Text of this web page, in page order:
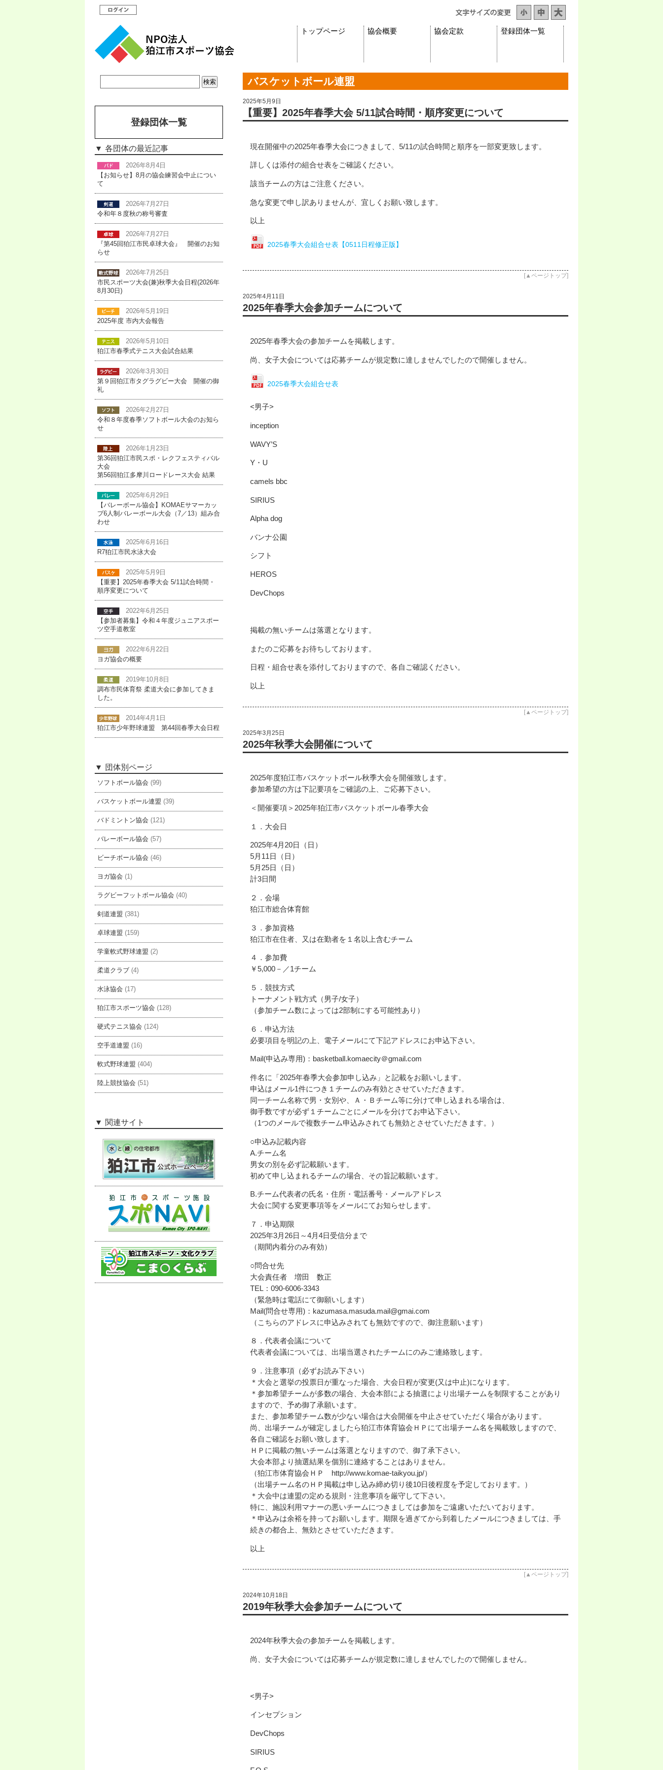
トップページ 協会概要 協会定款 登録団体一覧
バスケットボール連盟
2025年5月9日
【重要】2025年春季大会 5/11試合時間・順序変更について
現在開催中の2025年春季大会につきまして、5/11の試合時間と順序を一部変更致します。
詳しくは添付の組合せ表をご確認ください。
該当チームの方はご注意ください。
急な変更で申し訳ありませんが、宜しくお願い致します。
以上
2025春季大会組合せ表【0511日程修正版】
[ ▲ページトップ]
2025年4月11日
2025年春季大会参加チームについて
2025年春季大会の参加チームを掲載します。
尚、女子大会については応募チームが規定数に達しませんでしたので開催しません。
2025春季大会組合せ表
<男子>
inception
WAVY’S
Y・U
camels bbc
SIRIUS
Alpha dog
バンナ公園
シフト
HEROS
DevChops
掲載の無いチームは落選となります。
またのご応募をお待ちしております。
日程・組合せ表を添付しておりますので、各自ご確認ください。
以上
[ ▲ページトップ]
2025年3月25日
2025年秋季大会開催について
2025年度狛江市バスケットボール秋季大会を開催致します。
参加希望の方は下記要項をご確認の上、ご応募下さい。
＜開催要項＞2025年狛江市バスケットボール春季大会
１．大会日
2025年4月20日（日）
5月11日（日）
5月25日（日）
計3日間
２．会場
狛江市総合体育館
３．参加資格
狛江市在住者、又は在勤者を１名以上含むチーム
４．参加費
￥5,000－／1チーム
５．競技方式
トーナメント戦方式（男子/女子）
（参加チーム数によっては2部制にする可能性あり）
６．申込方法
必要項目を明記の上、電子メールにて下記アドレスにお申込下さい。
Mail(申込み専用)：basketball.komaecity＠gmail.com
件名に「2025年春季大会参加申し込み」と記載をお願いします。
申込はメール1件につき１チームのみ有効とさせていただきます。
同一チーム名称で男・女別や、Ａ・Ｂチーム等に分けて申し込まれる場合は、
御手数ですが必ず１チームごとにメールを分けてお申込下さい。
（1つのメールで複数チーム申込みされても無効とさせていただきます。）
○申込み記載内容
A.チーム名
男女の別を必ず記載願います。
初めて申し込まれるチームの場合、その旨記載願います。
B.チーム代表者の氏名・住所・電話番号・メールアドレス
大会に関する変更事項等をメールにてお知らせします。
７．申込期限
2025年3月26日～4月4日受信分まで
（期間内着分のみ有効）
○問合せ先
大会責任者 増田 数正
TEL：090-6006-3343
（緊急時は電話にて御願いします）
Mail(問合せ専用)：kazumasa.masuda.mail@gmai.com
（こちらのアドレスに申込みされても無効ですので、御注意願います）
８．代表者会議について
代表者会議については、出場当選されたチームにのみご連絡致します。
９．注意事項（必ずお読み下さい）
＊大会と選挙の投票日が重なった場合、大会日程が変更(又は中止)になります。
＊参加希望チームが多数の場合、大会本部による抽選により出場チームを制限することがあり
ますので、予め御了承願います。
また、参加希望チーム数が少ない場合は大会開催を中止させていただく場合があります。
尚、出場チームが確定しましたら狛江市体育協会ＨＰにて出場チーム名を掲載致しますので、
各自ご確認をお願い致します。
ＨＰに掲載の無いチームは落選となりますので、御了承下さい。
大会本部より抽選結果を個別に連絡することはありません。
（狛江市体育協会ＨＰ http://www.komae-taikyou.jp/）
（出場チーム名のＨＰ掲載は申し込み締め切り後10日後程度を予定しております。）
＊大会中は連盟の定める規則・注意事項を厳守して下さい。
特に、施設利用マナーの悪いチームにつきましては参加をご遠慮いただいております。
＊申込みは余裕を持ってお願いします。期限を過ぎてから到着したメールにつきましては、手
続きの都合上、無効とさせていただきます。
以上
[▲ページトップ]
2024年10月18日
2019年秋季大会参加チームについて
2024年秋季大会の参加チームを掲載します。
尚、女子大会については応募チームが規定数に達しませんでしたので開催しません。
<男子>
インセプション
DevChops
SIRIUS
登録団体一覧
各団体の最近記事
2026年8月4日
【お知らせ】8月の協会練習会中止につい
て
2026年7月27日
令和年８度秋の称号審査
2026年7月27日
『第45回狛江市民卓球大会』 開催のお知
らせ
2026年7月25日
市民スポーツ大会(兼)秋季大会日程(2026年
8月30日)
2026年5月19日
2025年度 市内大会報告
2026年5月10日
狛江市春季式テニス大会試合結果
2026年3月30日
第９回狛江市タグラグビー大会 開催の御
礼
2026年2月27日
令和８年度春季ソフトボール大会のお知ら
せ
2026年1月23日
第36回狛江市民スポ・レクフェスティバル
大会
第56回狛江多摩川ロードレース大会 結果
2025年6月29日
【バレーボール協会】KOMAEサマーカッ
プ6人制バレーボール大会（7／13）組み合
わせ
2025年6月16日
R7狛江市民水泳大会
2025年5月9日
【重要】2025年春季大会 5/11試合時間・
順序変更について
2022年6月25日
【参加者募集】令和４年度ジュニアスポー
ツ空手道教室
2022年6月22日
ヨガ協会の概要
2019年10月8日
調布市民体育祭 柔道大会に参加してきま
した。
2014年4月1日
狛江市少年野球連盟 第44回春季大会日程
団体別ページ
ソフトボール協会 (99)
バスケットボール連盟 (39)
バドミントン協会 (121)
バレーボール協会 (57)
ビーチボール協会 (46)
ヨガ協会 (1)
ラグビーフットボール協会 (40)
剣道連盟 (381)
卓球連盟 (159)
学童軟式野球連盟 (2)
柔道クラブ (4)
水泳協会 (17)
狛江市スポーツ協会 (128)
硬式テニス協会 (124)
空手道連盟 (16)
軟式野球連盟 (404)
陸上競技協会 (51)
関連サイト